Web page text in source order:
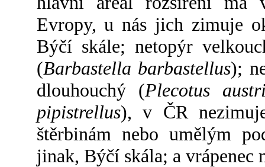
Evropy, u nás jich zimuje
Býčí skále; netopýr
(Barbastella barbastellus);
dlouhouchý (Plecotus
pipistrellus), v ČR
štěrbinám nebo umělým
jinak, Býčí skála; a vrápenec